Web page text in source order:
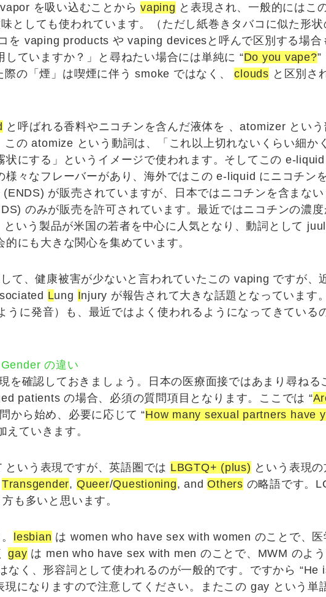
vapor を吸い込むことからvaping と表現され、一般的にはこ
としても使われています。（ただし紙巻きタバコに似た形状
を vaping products や vaping devicesと呼んで区別する場合
していますか？ 」と尋ねたい場合には単純に “Do you vape?”
際の「煙 」は喫煙に伴う smoke ではなく、clouds と区別さ
と呼ばれる香料やニコチン を含んだ液体を 、atomizer とい
の atomize という動詞は、「これ以上切れないくらい細か
状にする」というイメージで使われます。そしてこの e-
様々なフレーバーがあり、海外ではこの e-liquid にニコチン
(ENDS) が販売されていますが、日本ではニコチンを含まな
) のみが販売を許可されています。最近ではニコチンの濃度
いう製品が米国の若者を中心に人気となり、動詞として
にも大きな関心を集めています。
て、健康被害が少ないと言われていたこの vaping ですが、
Lung Injury が報告されて大きな話題となっています
うに発音）も、最近ではよく使われるようになってきている
の違い
を確認しておきましょう。日本の医療面接ではあまり尋ねる
patients の場合、必須の質問項目となります。ここでは “
から始め、必要に応じて “How many sexual partners have
えていきます。
いう表現ですが、英語圏では LBGTQ+ (plus) という表現
Transgender, Queer/Questioning, and Others の略語です。
も多いと思います。
lesbian は women who havesex withwomen のことで、
gay は men who have sex with men のことで、MWM のよ
なく、形容詞として使われるのが一般的です。ですから “He
現になりますので注意してください。またこの gay という単